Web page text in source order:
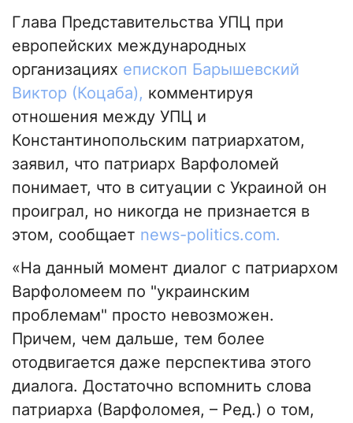
Глава Представительства УПЦ при
европейских международных
организациях епископ Барышевский
Виктор (Коцаба), комментируя
отношения между УПЦ и
Константинопольским патриархатом,
заявил, что патриарх Варфоломей
понимает, что в ситуации с Украиной он
проиграл, но никогда не признается в
этом, сообщает news-politics.com.
«На данный момент диалог с патриархом
Варфоломеем по "украинским
проблемам" просто невозможен.
Причем, чем дальше, тем более
отодвигается даже перспектива этого
диалога. Достаточно вспомнить слова
патриарха (Варфоломея, – Ред.) о том,